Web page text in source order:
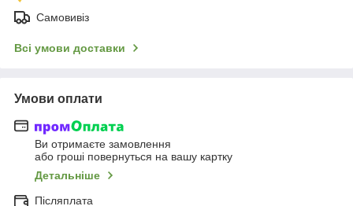
Самовивіз
Всі умови доставки
Умови оплати
Ви отримаєте замовлення
або гроші повернуться на вашу картку
Детальніше
Післяплата